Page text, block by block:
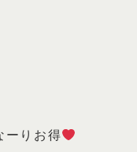
ーりお得